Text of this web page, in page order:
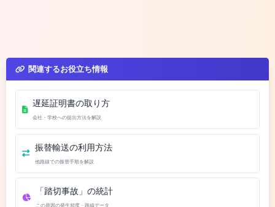
関連するお役立ち情報
遅延証明書の取り方
会社・学校への提出方法を解説
振替輸送の利用方法
他路線での振替手順を解説
「踏切事故」の統計
この原因の発生頻度・路線データ